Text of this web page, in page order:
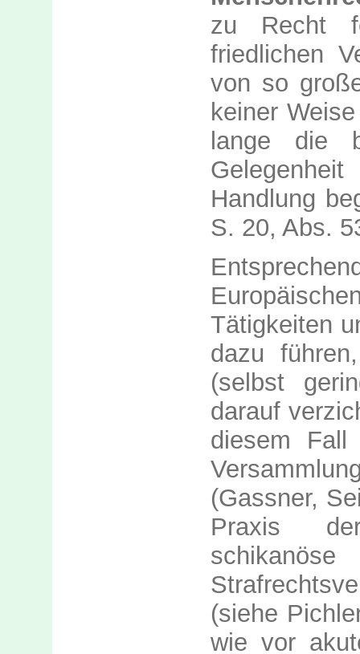
zu Recht
friedlichen
von so
keiner
lange die
Handlung
S. 20, Abs.
Europäische
Tätigkeiten
dazu
(selbst
darauf
diesem
(Gassner,
Praxis
(siehe
wie vor